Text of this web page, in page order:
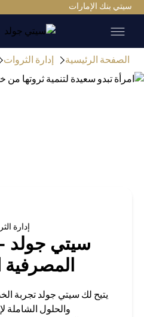
سيتي بنك الإمارات
الصفحة الرئيسية إدارة الثروات
إدارة
سيتي جولد
المصرفية
يتيح لك سيتي جولد تجربة
والحلول الشاملة